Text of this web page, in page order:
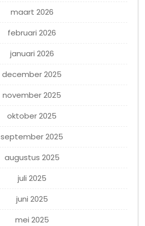
maart 2026
februari 2026
januari 2026
december 2025
november 2025
oktober 2025
september 2025
augustus 2025
juli 2025
juni 2025
mei 2025